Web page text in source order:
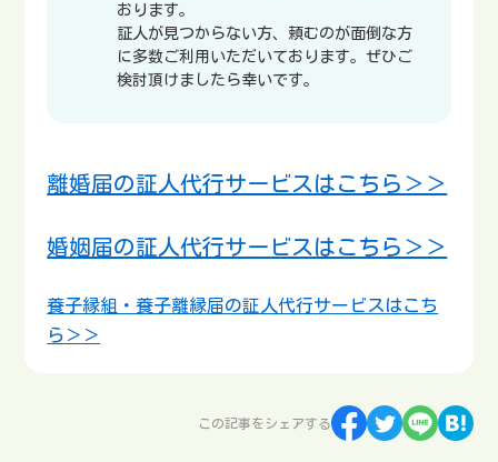
おります。
証人が見つからない方、頼むのが面倒な方
に多数ご利用いただいております。ぜひご
検討頂けましたら幸いです。
離婚届の証人代行サービスはこちら＞＞
婚姻届の証人代行サービスはこちら＞＞
養子縁組・養子離縁届の証人代行サービスはこち
ら＞＞
この記事をシェアする